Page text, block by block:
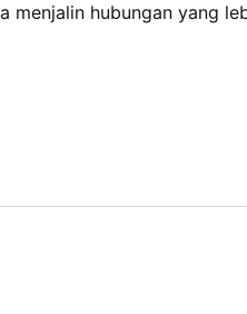
menjalin hubungan yang